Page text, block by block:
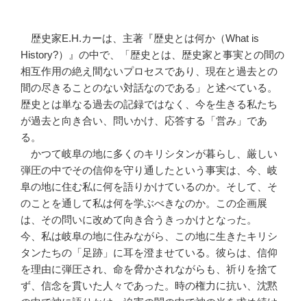
歴史家E.H.カーは、主著『歴史とは何か（What is
History?）』の中で、「歴史とは、歴史家と事実との間の
相互作用の絶え間ないプロセスであり、現在と過去との
間の尽きることのない対話なのである」と述べている。
歴史とは単なる過去の記録ではなく、今を生きる私たち
が過去と向き合い、問いかけ、応答する「営み」であ
る。
かつて岐阜の地に多くのキリシタンが暮らし、厳しい
弾圧の中でその信仰を守り通したという事実は、今、岐
阜の地に住む私に何を語りかけているのか。そして、そ
のことを通して私は何を学ぶべきなのか。この企画展
は、その問いに改めて向き合うきっかけとなった。
今、私は岐阜の地に住みながら、この地に生きたキリシ
タンたちの「足跡」に耳を澄ませている。彼らは、信仰
を理由に弾圧され、命を脅かされながらも、祈りを捨て
ず、信念を貫いた人々であった。時の権力に抗い、沈黙